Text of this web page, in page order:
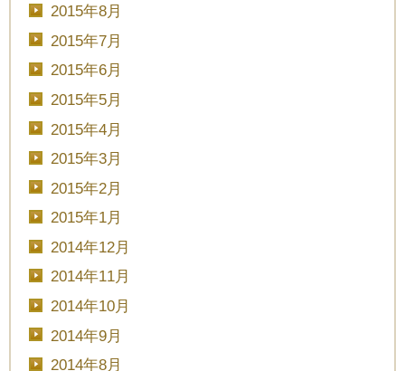
2015年8月
2015年7月
2015年6月
2015年5月
2015年4月
2015年3月
2015年2月
2015年1月
2014年12月
2014年11月
2014年10月
2014年9月
2014年8月